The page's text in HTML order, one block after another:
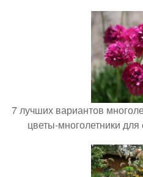
7 лучших вариантов
цветы-многолетники для